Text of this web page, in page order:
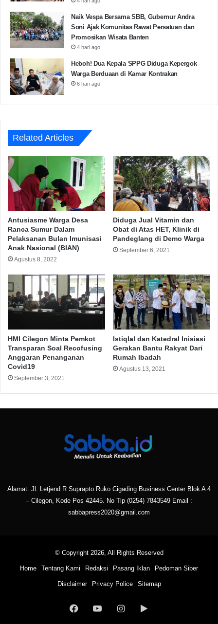
Naik Vespa Bersama SBB, Gubernur Andra
Soni Ajak Komunitas Rawat Persatuan dan
Promosikan Wisata Banten
4 hari ago
Heboh! Dua Kepala SPPG Diduga Kepergok
Warga Berduaan di Kamar Kontrakan
6 hari ago
Related Articles
Antusiasme Warga Desa
Ranca Sumur Dalam
Pelaksanan Bulan Imunisasi
Anak Nasional (BIAN)
Agustus 8, 2022
Diduga Jual Vitamin dan
Obat di Atas HET, Klinik di
Pandeglang di Demo Warga
September 6, 2021
HMI Cilegon Minta Pemkot
Transparan Soal Recofusing
Anggaran Penanganan
Covid19
September 3, 2021
Istiqlal dan Katedral Inisiasi
Gerakan Bantu Rakyat Dari
Rumah Ibadah
Agustus 13, 2021
Alamat: Jl. Letjend R Suprapto Ruko Cigading Business Center Blok A 4
– Cilegon, Kode Pos 42445. No Tlp (0254) 7843549 Email :
sabbapress2020@gmail.com
© Copyright 2026, All Rights Reserved
Home Tentang Kami Redaksi Pasang Iklan Pedoman Siber
Disclaimer Privacy Police Sitemap
FacebookYouTubeInstagramGoogle